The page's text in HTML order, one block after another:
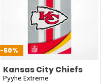
-50%
Kansas City Chiefs
Pyyhe Extreme